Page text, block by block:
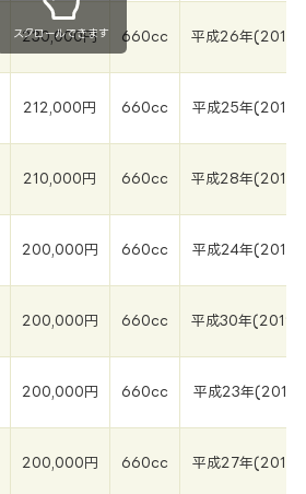
230,000円 660cc 平成26年(2014
212,000円 660cc 平成25年(2013
210,000円 660cc 平成28年(2016
200,000円 660cc 平成24年(2013
200,000円 660cc 平成30年(2019
200,000円 660cc 平成23年(2011
200,000円 660cc 平成27年(2015
スクロールできます